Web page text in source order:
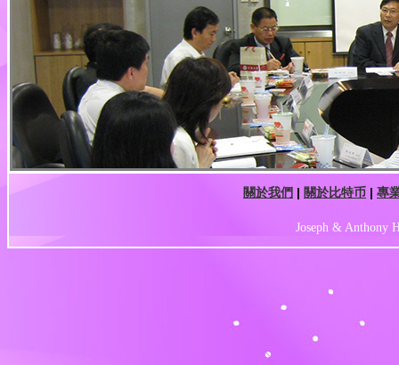
關於我們 | 關於比特币 | 專
Joseph & Anthony